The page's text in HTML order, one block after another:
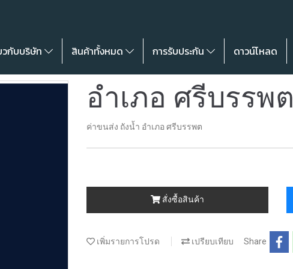
วกับบริษัท สินค้าทั้งหมด การรับประกัน ดาวน์โหลด
อำเภอ ศรีบรรพต
ค่าขนส่ง ถังน้ำ อำเภอ ศรีบรรพต
สั่งซื้อสินค้า
เพิ่มรายการโปรด เปรียบเทียบ Share